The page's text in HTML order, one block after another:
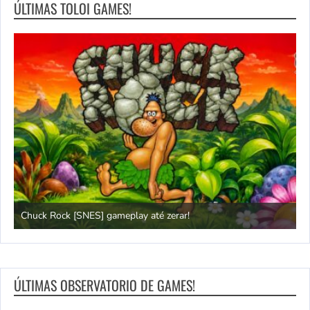
ÚLTIMAS TOLOI GAMES!
Chuck Rock [SNES] gameplay até zerar!
ÚLTIMAS OBSERVATORIO DE GAMES!